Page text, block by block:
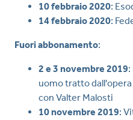
10 febbraio 2020:
14 febbraio 2020:
Fuori abbonamento:
2 e 3 novembre 2019
uomo tratto
con Valter Malosti
10 novembre 2019: